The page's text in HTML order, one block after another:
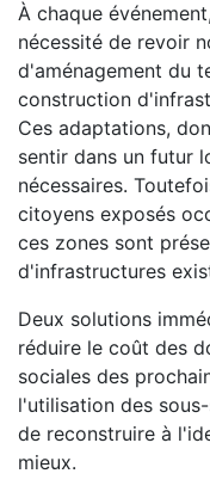
À chaque
nécessité de revoir
d'aménagement du
construction
Ces adaptations,
sentir dans un futur
nécessaires.
citoyens exposés
ces zones sont
d'infrastructures
Deux solutions
réduire le coût des
sociales des
l'utilisation des
de reconstruire à
mieux.